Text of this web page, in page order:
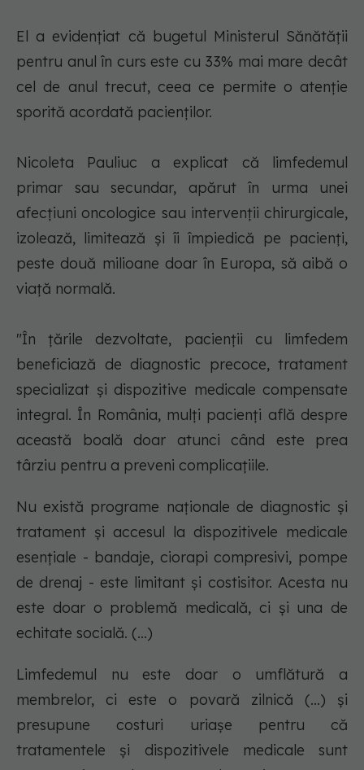
El a evidenţiat că bugetul Ministerul Sănătăţii
pentru anul în curs este cu 33% mai mare decât
cel de anul trecut, ceea ce permite o atenţie
sporită acordată pacienţilor.
Nicoleta Pauliuc a explicat că limfedemul
primar sau secundar, apărut în urma unei
afecţiuni oncologice sau intervenţii chirurgicale,
izolează, limitează şi îi împiedică pe pacienţi,
peste două milioane doar în Europa, să aibă o
viaţă normală.
"În ţările dezvoltate, pacienţii cu limfedem
beneficiază de diagnostic precoce, tratament
specializat şi dispozitive medicale compensate
integral. În România, mulţi pacienţi află despre
această boală doar atunci când este prea
târziu pentru a preveni complicaţiile.
Nu există programe naţionale de diagnostic şi
tratament şi accesul la dispozitivele medicale
esenţiale - bandaje, ciorapi compresivi, pompe
de drenaj - este limitant şi costisitor. Acesta nu
este doar o problemă medicală, ci şi una de
echitate socială. (...)
Limfedemul nu este doar o umflătură a
membrelor, ci este o povară zilnică (...) şi
presupune costuri uriaşe pentru că
tratamentele şi dispozitivele medicale sunt